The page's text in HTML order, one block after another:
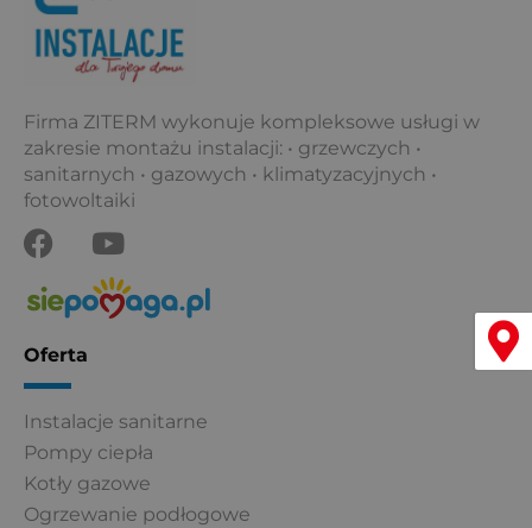
Firma ZITERM wykonuje kompleksowe usługi w
zakresie montażu instalacji: • grzewczych •
sanitarnych • gazowych • klimatyzacyjnych •
fotowoltaiki
F
a
c
e
b
o
k
Y
o
u
t
Oferta
Instalacje sanitarne
Pompy ciepła
Kotły gazowe
Ogrzewanie podłogowe
Menu